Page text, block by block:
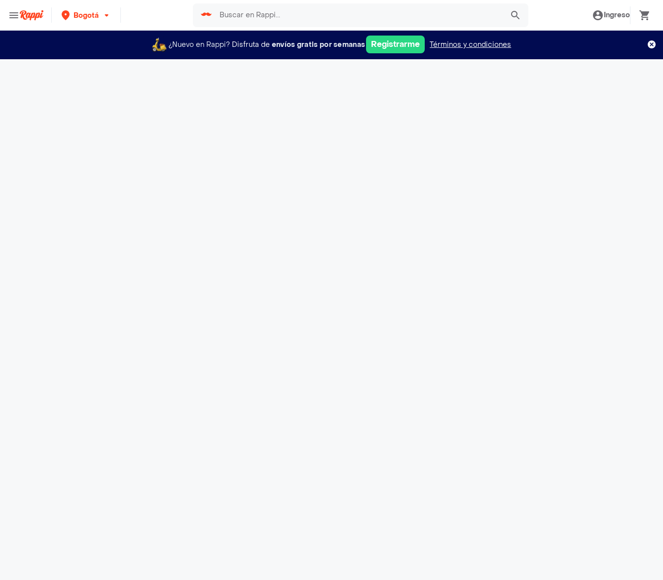
Bogotá Ingreso
¿Nuevo en Rappi? Disfruta de envíos gratis por semanas Registrarme Términos y condiciones